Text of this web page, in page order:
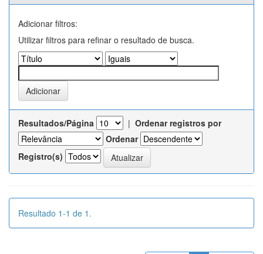
Adicionar filtros:
Utilizar filtros para refinar o resultado de busca.
Resultados/Página | Ordenar registros por
Ordenar
Registro(s)
Resultado 1-1 de 1.